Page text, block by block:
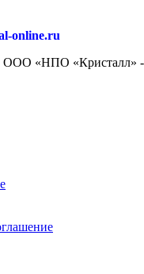
online.ru
ООО «НПО «Кристалл» -